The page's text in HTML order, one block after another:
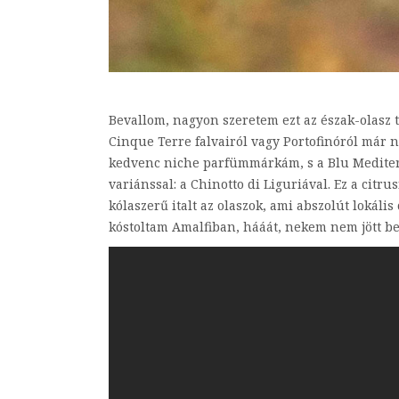
Bevallom, nagyon szeretem ezt az észak-
Cinque Terre falvairól vagy Portofinóról már
kedvenc niche parfümmárkám, s a Blu
variánssal: a Chinotto di Liguriával. Ez a
kólaszerű italt az olaszok, ami abszolút
kóstoltam Amalfiban, hááát, nekem nem jött